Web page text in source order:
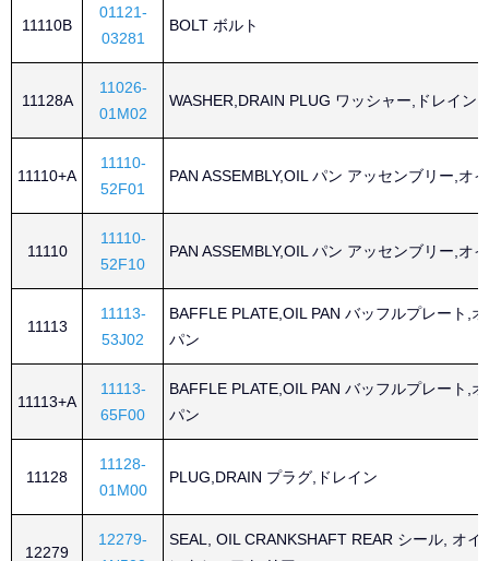
11110B
01121-
03281
BOLT ボルト
11128A
11026-
01M02
WASHER,DRAIN PLUG ワッシャー,ドレイン
11110+A
11110-
52F01
PAN ASSEMBLY,OIL パン アッセンブリー,オ
11110
11110-
52F10
PAN ASSEMBLY,OIL パン アッセンブリー,オ
11113
11113-
53J02
BAFFLE PLATE,OIL PAN バッフルプレート,
パン
11113+A
11113-
65F00
BAFFLE PLATE,OIL PAN バッフルプレート,
パン
11128
11128-
01M00
PLUG,DRAIN プラグ,ドレイン
12279
12279-
SEAL, OIL CRANKSHAFT REAR シール, オイ